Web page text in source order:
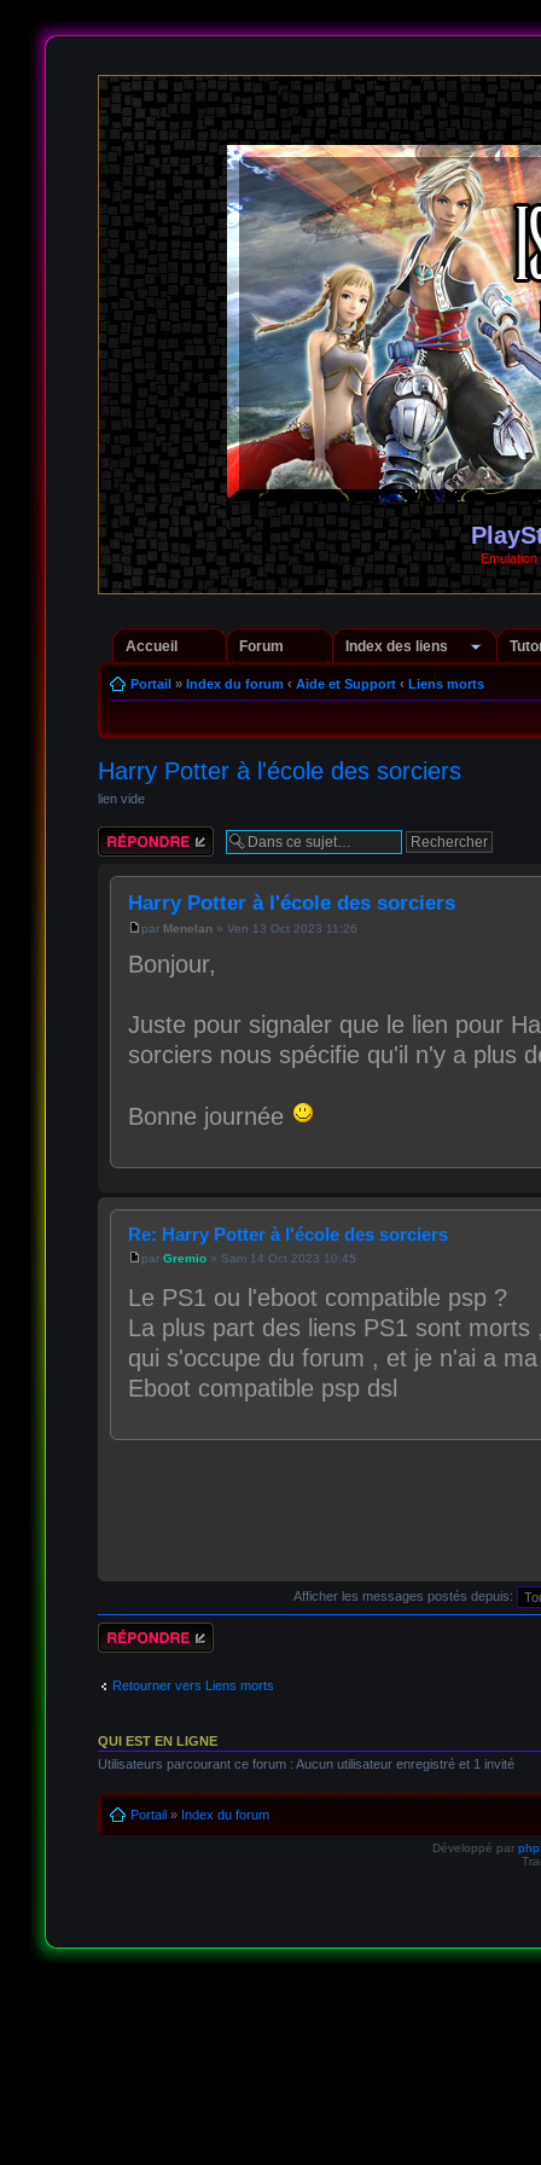
Accueil Forum Index des liens
Portail» Index du forum ‹ Aide et Support ‹ Liens morts
Harry Potter à l'école des sorciers
lien vide
Répondre
Harry Potter à l'école des sorciers
par Menelan » Ven 13 Oct 2023 11:26
Bonjour,
Juste pour signaler que le lien pour
sorciers nous spécifie qu'il n'y a plus
Bonne journée
Re: Harry Potter à l'école des sorciers
par Gremio» Sam 14 Oct 2023 10:45
Le PS1 ou l'eboot compatible psp ?
La plus part des liens PS1 sont
qui s'occupe du forum , et je n'ai a
Eboot compatible psp dsl
Afficher les messages postés depuis:
Répondre
Retourner vers Liens morts
QUI EST EN LIGNE
Utilisateurs parcourant ce forum : Aucun utilisateur enregistré et 1 invité
Portail» Index du forum
Développé par